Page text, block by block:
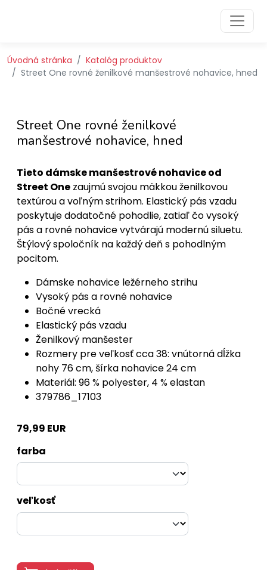
Úvodná stránka
Katalóg produktov
Street One rovné ženilkové manšestrové nohavice, hned
Street One rovné ženilkové
manšestrové nohavice, hned
Tieto dámske manšestrové nohavice od
Street One zaujmú svojou mäkkou ženilkovou
textúrou a voľným strihom. Elastický pás vzadu
poskytuje dodatočné pohodlie, zatiaľ čo vysoký
pás a rovné nohavice vytvárajú modernú siluetu.
Štýlový spoločník na každý deň s pohodlným
pocitom.
Dámske nohavice ležérneho strihu
Vysoký pás a rovné nohavice
Bočné vrecká
Elastický pás vzadu
Ženilkový manšester
Rozmery pre veľkosť cca 38: vnútorná dĺžka
nohy 76 cm, šírka nohavice 24 cm
Materiál: 96 % polyester, 4 % elastan
379786_17103
79,99 EUR
farba
veľkosť